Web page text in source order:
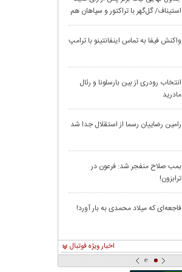
استیناف/ گل‌گهر با تراکتور و سپاهان هم
امتیاز شد
واکنش فیفا به تماس اینفانتینو با ترامپ
انتخاب رودری از بین بارسلونا و رئال
مادرید
رامین رضاییان رسما از استقلال جدا شد
بمب صلاح منفجر شد: فرعون در
ترابزون!
فاجعه‌ای که میلاد محمدی به بار آورد!
اخبار ویژه فوتبال